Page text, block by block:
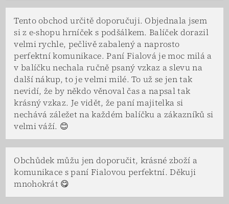
Tento obchod určitě doporučuji. Objednala jsem
si z e-shopu hrníček s podšálkem. Balíček dorazil
velmi rychle, pečlivě zabalený a naprosto
perfektní komunikace. Paní Fialová je moc milá a
v balíčku nechala ručně psaný vzkaz a slevu na
další nákup, to je velmi milé. To už se jen tak
nevidí, že by někdo věnoval čas a napsal tak
krásný vzkaz. Je vidět, že paní majitelka si
nechává záležet na každém balíčku a zákazníků si
velmi váží. 😊
Obchůdek můžu jen doporučit, krásné zboží a
komunikace s paní Fialovou perfektní. Děkuji
mnohokrát 😋